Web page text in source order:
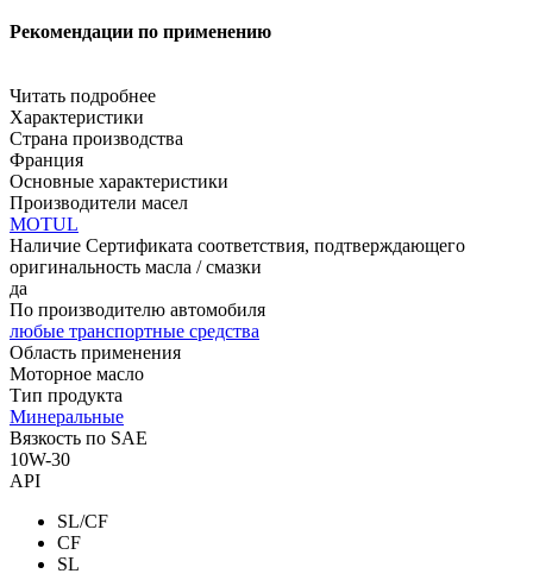
Рекомендации по применению
Читать подробнее
Характеристики
Страна производства
Франция
Основные характеристики
Производители масел
MOTUL
Наличие Сертификата соответствия, подтверждающего
оригинальность масла / смазки
да
По производителю автомобиля
любые транспортные средства
Область применения
Моторное масло
Тип продукта
Минеральные
Вязкость по SAE
10W-30
API
SL/CF
CF
SL